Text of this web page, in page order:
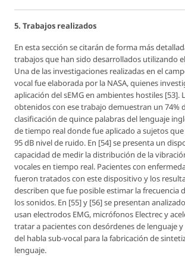
5. Trabajos realizados
En esta sección se citarán de forma más
trabajos que han sido desarrollados utilizando
Una de las investigaciones realizadas en el
vocal fue elaborada por la NASA, quienes
aplicación del sEMG en ambientes hostiles [53].
obtenidos con ese trabajo demuestran un 74%
clasificación de quince palabras del lenguaje
de tiempo real donde fue aplicado a sujetos
95 dB nivel de ruido. En [54] se presenta un
capacidad de medir la distribución de la
vocales en tiempo real. Pacientes con
fueron tratados con este dispositivo y los
describen que fue posible estimar la frecuencia
los sonidos. En [55] y [56] se presentan
usan electrodos EMG, micrófonos Electrec y
tratar a pacientes con desórdenes de lenguaje
del habla sub-vocal para la fabricación de
lenguaje.